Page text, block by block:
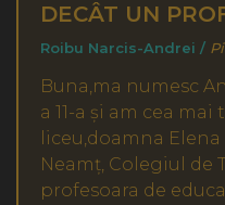
DECÂT UN
Roibu Narcis-Andrei /
Buna,ma numesc
a 11-a și am cea
liceu,doamna
Neamț, Colegiul de
profesoara de